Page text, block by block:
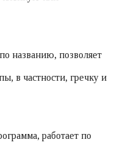
названию, позволяет
в частности, гречку и
работает по